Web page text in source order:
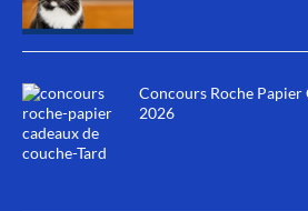
Concours Roche Papier
2026